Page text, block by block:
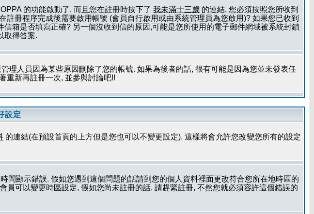
的功能啟動了, 而且您在註冊時按下了 我未滿十三歲 的連結, 您必須按照您所收到
冊程序完成後需要啟用帳號 (會員自行啟用或由系統管理員為您啟用)? 如果您已收到
箱是否填寫正確? 另一個沒收到信的原因,可能是您所使用的電子郵件網域被系統封鎖
取得答案.
理人員因為某些原因刪除了您的帳號. 如果為後者的話, 很有可能是因為您並未發表任
重新再註冊一次, 並參與討論吧!!
設定
的連結(在預設首頁的上方但是您也可以不變更設定). 這樣將會允許您改變您所有的設定
顯示錯誤. 假如您遇到這個問題的話請到您的個人資料裡面更改符合您所在地時區的
員可以變更時區設定, 假如您尚未註冊的話, 請趕緊註冊, 不然您就必須容許這個錯誤的